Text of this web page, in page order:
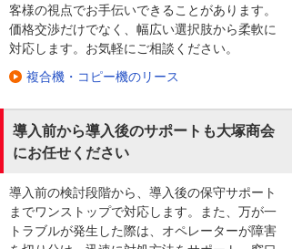
客様の視点でお手伝いできることがあります。
価格交渉だけでなく、幅広い選択肢から柔軟に
対応します。お気軽にご相談ください。
複合機・コピー機のリース
導入前から導入後のサポートも大塚商会
にお任せください
導入前の検討段階から、導入後の保守サポート
までワンストップで対応します。また、万が一
トラブルが発生した際は、オペレーターが障害